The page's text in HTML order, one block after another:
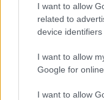
I want to allow
related to
device identifiers
I want to allow
Google for
I want to allow
I nostri
I nostri